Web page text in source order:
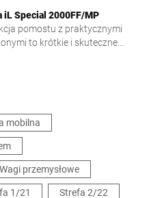
iL Special 2000FF/MP
pomostu z praktycznymi
to krótkie i skuteczne
mobilna
Wagi przemysłowe
1/21
Strefa 2/22